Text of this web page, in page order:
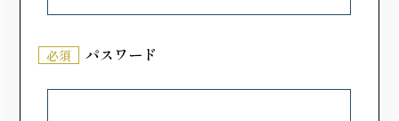
さつまいもの風味を最大限に引き立たせ
必須 パスワード